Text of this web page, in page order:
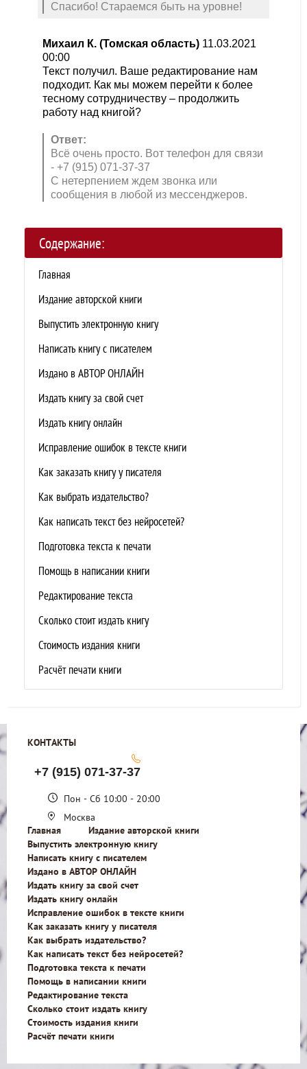
Содержание:
Главная
Издание авторской книги
Выпустить электронную книгу
Написать книгу с писателем
Издано в АВТОР ОНЛАЙН
Издать книгу за свой счет
Издать книгу онлайн
Исправление ошибок в тексте книги
Как заказать книгу у писателя
Как выбрать издательство?
Как написать текст без нейросетей?
Подготовка текста к печати
Помощь в написании книги
Редактирование текста
Сколько стоит издать книгу
Стоимость издания книги
Расчёт печати книги
Спасибо! Стараемся быть на уровне!
Михаил К. (Томская область) 11.03.2021
00:00
Текст получил. Ваше редактирование нам
подходит. Как мы можем перейти к более
тесному сотрудничеству – продолжить
работу над книгой?
Ответ:
Всё очень просто. Вот телефон для связи
- +7 (915) 071-37-37
С нетерпением ждем звонка или
сообщения в любой из мессенджеров.
КОНТАКТЫ
+7 (915) 071-37-37
Пон - Сб 10:00 - 20:00
Москва
Главная
Издание авторской книги
Выпустить электронную книгу
Написать книгу с писателем
Издано в АВТОР ОНЛАЙН
Издать книгу за свой счет
Издать книгу онлайн
Исправление ошибок в тексте книги
Как заказать книгу у писателя
Как выбрать издательство?
Как написать текст без нейросетей?
Подготовка текста к печати
Помощь в написании книги
Редактирование текста
Сколько стоит издать книгу
Стоимость издания книги
Расчёт печати книги